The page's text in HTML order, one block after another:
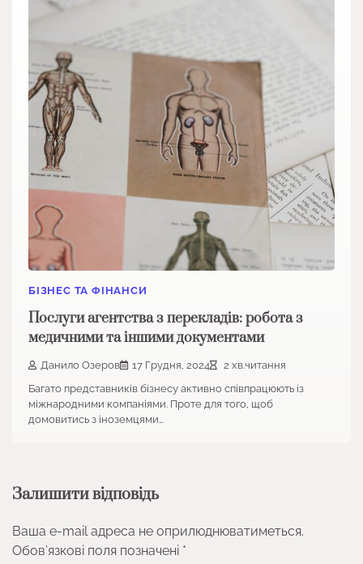
БІЗНЕС ТА ФІНАНСИ
Послуги агентства з перекладів: робота з
медичними та іншими документами
Данило Озеров 17 Грудня, 2024
2 хв.читання
Багато представників бізнесу активно співпрацюють із
міжнародними компаніями. Проте для того, щоб
домовитись з іноземцями…
Залишити відповідь
Ваша e-mail адреса не оприлюднюватиметься.
Обов’язкові поля позначені *